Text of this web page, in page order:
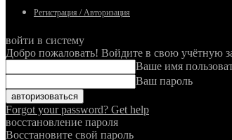
Регистрация / Авторизация
войти в систему
Добро пожаловать! Войдите в свою учётную
Ваше имя
Ваш пароль
Forgot your password? Get help
восстановление пароля
Восстановите свой пароль